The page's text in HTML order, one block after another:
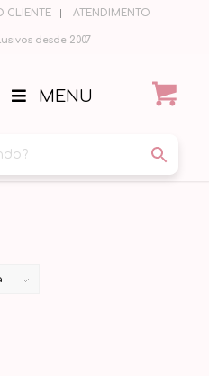
CLIENTE ATENDIMENTO
desde 2007
MENU